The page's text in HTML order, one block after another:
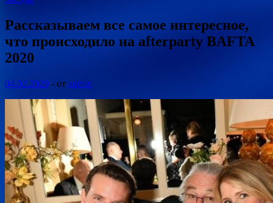
Рассказываем все самое интересное,
что происходило на afterparty BAFTA
2020
04.02.2020 - от admin